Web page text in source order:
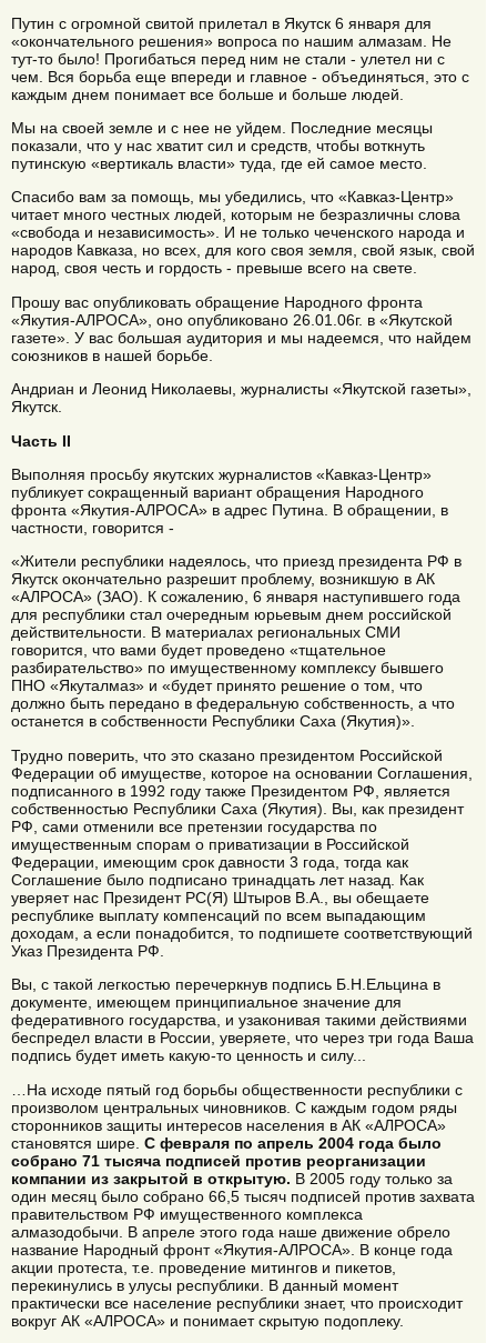
Путин с огромной свитой прилетал в Якутск 6 января для
«окончательного решения» вопроса по нашим алмазам. Не
тут-то было! Прогибаться перед ним не стали - улетел ни с
чем. Вся борьба еще впереди и главное - объединяться, это с
каждым днем понимает все больше и больше людей.
Мы на своей земле и с нее не уйдем. Последние месяцы
показали, что у нас хватит сил и средств, чтобы воткнуть
путинскую «вертикаль власти» туда, где ей самое место.
Спасибо вам за помощь, мы убедились, что «Кавказ-Центр»
читает много честных людей, которым не безразличны слова
«свобода и независимость». И не только чеченского народа и
народов Кавказа, но всех, для кого своя земля, свой язык, свой
народ, своя честь и гордость - превыше всего на свете.
Прошу вас опубликовать обращение Народного фронта
«Якутия-АЛРОСА», оно опубликовано 26.01.06г. в «Якутской
газете». У вас большая аудитория и мы надеемся, что найдем
союзников в нашей борьбе.
Андриан и Леонид Николаевы, журналисты «Якутской газеты»,
Якутск.
Часть II
Выполняя просьбу якутских журналистов «Кавказ-Центр»
публикует сокращенный вариант обращения Народного
фронта «Якутия-АЛРОСА» в адрес Путина. В обращении, в
частности, говорится -
«Жители республики надеялось, что приезд президента РФ в
Якутск окончательно разрешит проблему, возникшую в АК
«АЛРОСА» (ЗАО). К сожалению, 6 января наступившего года
для республики стал очередным юрьевым днем российской
действительности. В материалах региональных СМИ
говорится, что вами будет проведено «тщательное
разбирательство» по имущественному комплексу бывшего
ПНО «Якуталмаз» и «будет принято решение о том, что
должно быть передано в федеральную собственность, а что
останется в собственности Республики Саха (Якутия)».
Трудно поверить, что это сказано президентом Российской
Федерации об имуществе, которое на основании Соглашения,
подписанного в 1992 году также Президентом РФ, является
собственностью Республики Саха (Якутия). Вы, как президент
РФ, сами отменили все претензии государства по
имущественным спорам о приватизации в Российской
Федерации, имеющим срок давности 3 года, тогда как
Соглашение было подписано тринадцать лет назад. Как
уверяет нас Президент РС(Я) Штыров В.А., вы обещаете
республике выплату компенсаций по всем выпадающим
доходам, а если понадобится, то подпишете соответствующий
Указ Президента РФ.
Вы, с такой легкостью перечеркнув подпись Б.Н.Ельцина в
документе, имеющем принципиальное значение для
федеративного государства, и узаконивая такими действиями
беспредел власти в России, уверяете, что через три года Ваша
подпись будет иметь какую-то ценность и силу...
…На исходе пятый год борьбы общественности республики с
произволом центральных чиновников. С каждым годом ряды
сторонников защиты интересов населения в АК «АЛРОСА»
становятся шире. С февраля по апрель 2004 года было
собрано 71 тысяча подписей против реорганизации
компании из закрытой в открытую. В 2005 году только за
один месяц было собрано 66,5 тысяч подписей против захвата
правительством РФ имущественного комплекса
алмазодобычи. В апреле этого года наше движение обрело
название Народный фронт «Якутия-АЛРОСА». В конце года
акции протеста, т.е. проведение митингов и пикетов,
перекинулись в улусы республики. В данный момент
практически все население республики знает, что происходит
вокруг АК «АЛРОСА» и понимает скрытую подоплеку.